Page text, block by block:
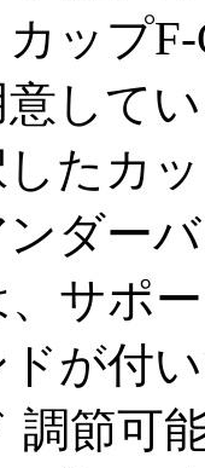
ップ
して
たカ
ダー
サポ
が付
調節可